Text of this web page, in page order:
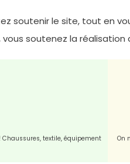
soutenir le site, tout en
soutenez la
textile, équipement
On